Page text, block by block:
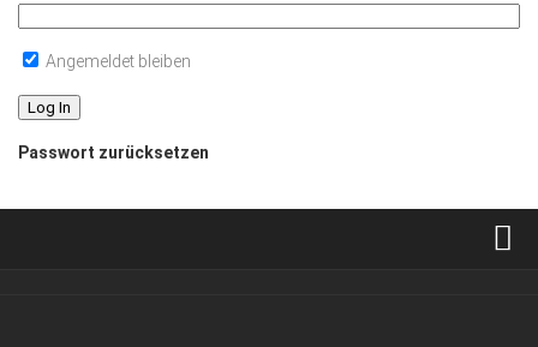
Angemeldet bleiben
Passwort zurücksetzen